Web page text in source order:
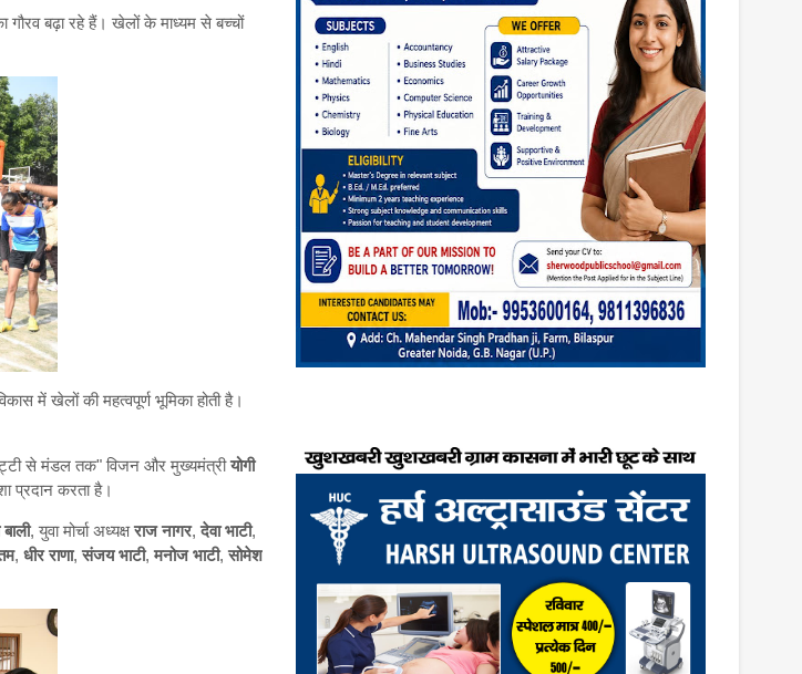
बढ़ा रहे हैं। खेलों के माध्यम से बच्चों
में खेलों की महत्वपूर्ण भूमिका होती है।
से मंडल तक" विजन और मुख्यमंत्रीयोगी
प्रदान करता है।
, युवा मोर्चा अध्यक्षराज नागर, देवा भाटी,
, धीर राणा, संजय भाटी, मनोज भाटी, सोमेश